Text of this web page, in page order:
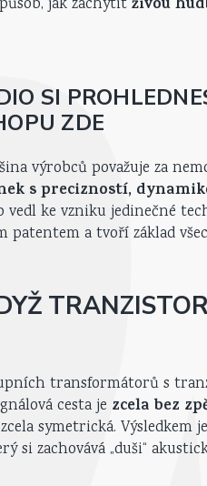
jak zachytit živou
SI
ZDE
výrobců považuje za
s precizností,
ke vzniku jedinečné
a tvoří základ
transformátorů s
cesta je zcela bez
symetrická. Výsledkem je
si zachovává „duši“